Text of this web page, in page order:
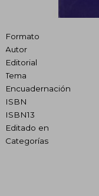
Formato
Autor
Editorial
Tema
Encuadernación
ISBN
ISBN13
Editado en
Categorías